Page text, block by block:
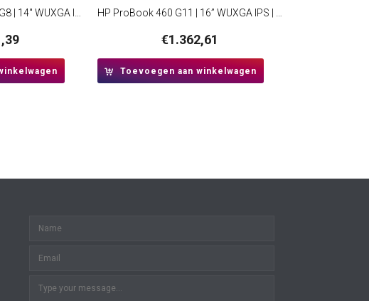
€1.362,61
Toevoegen aan winkelwagen